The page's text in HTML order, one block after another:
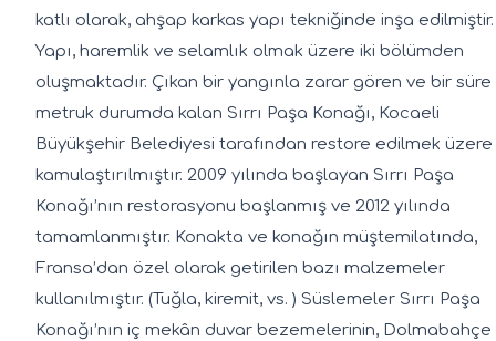
katlı olarak, ahşap karkas yapı tekniğinde inşa edilmiştir.
Yapı, haremlik ve selamlık olmak üzere iki bölümden
oluşmaktadır. Çıkan bir yangınla zarar gören ve bir süre
metruk durumda kalan Sırrı Paşa Konağı, Kocaeli
Büyükşehir Belediyesi tarafından restore edilmek üzere
kamulaştırılmıştır. 2009 yılında başlayan Sırrı Paşa
Konağı’nın restorasyonu başlanmış ve 2012 yılında
tamamlanmıştır. Konakta ve konağın müştemilatında,
Fransa’dan özel olarak getirilen bazı malzemeler
kullanılmıştır. (Tuğla, kiremit, vs. ) Süslemeler Sırrı Paşa
Konağı’nın iç mekân duvar bezemelerinin, Dolmabahçe